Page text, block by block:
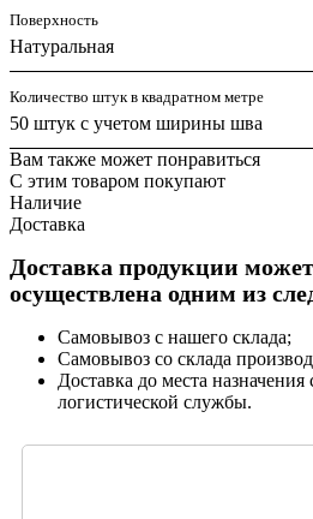
Поверхность
Натуральная
Количество штук в квадратном метре
50 штук с учетом ширины шва
Вам также может понравиться
С этим товаром покупают
Наличие
Доставка
Доставка продукции
осуществлена одним из
Самовывоз с нашего склада;
Самовывоз со склада
Доставка до места
логистической службы.